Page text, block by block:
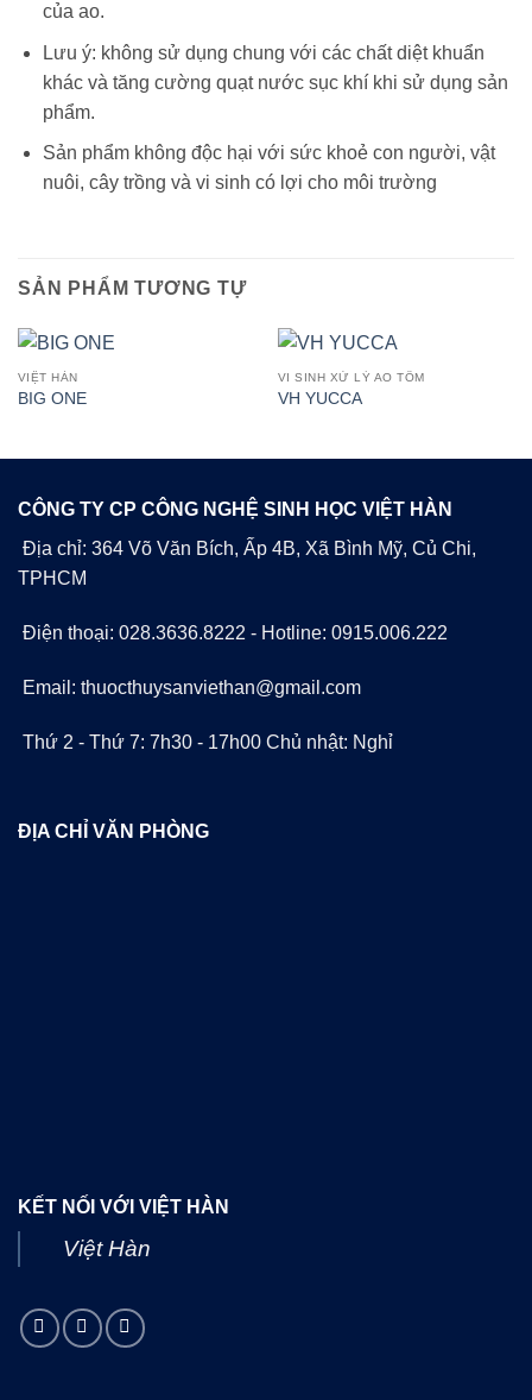
của ao.
Lưu ý: không sử dụng chung với các chất diệt khuẩn
khác và tăng cường quạt nước sục khí khi sử dụng sản
phẩm.
Sản phẩm không độc hại với sức khoẻ con người, vật
nuôi, cây trồng và vi sinh có lợi cho môi trường
SẢN PHẨM TƯƠNG TỰ
VIỆT HÀN
BIG ONE
VI SINH XỬ LÝ AO TÔM
VH YUCCA
CÔNG TY CP CÔNG NGHỆ SINH HỌC VIỆT HÀN
Địa chỉ: 364 Võ Văn Bích, Ấp 4B, Xã Bình Mỹ, Củ Chi,
TPHCM
Điện thoại: 028.3636.8222 - Hotline: 0915.006.222
Email: thuocthuysanviethan@gmail.com
Thứ 2 - Thứ 7: 7h30 - 17h00 Chủ nhật: Nghỉ
ĐỊA CHỈ VĂN PHÒNG
KẾT NỐI VỚI VIỆT HÀN
Việt Hàn